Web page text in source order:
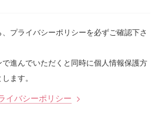
プライバシーポリシーを必ずご確認下さ
進んでいただくと同時に個人情報保護方
ます。
イバシーポリシー